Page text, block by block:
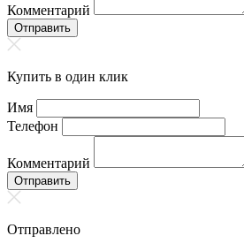
Комментарий
Отправить
Купить в один клик
Имя
Телефон
Комментарий
Отправить
Отправлено